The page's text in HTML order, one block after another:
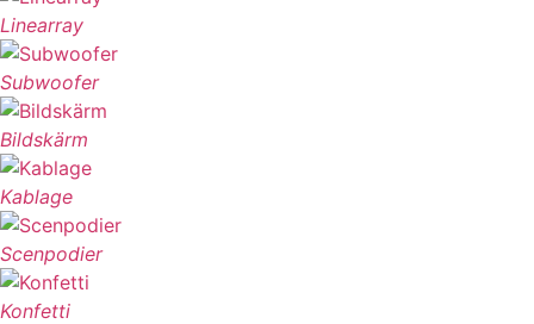
Linearray
Subwoofer
Bildskärm
Kablage
Scenpodier
Konfetti